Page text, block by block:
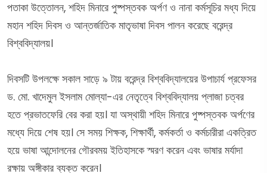
পতাকা উত্তোলন, শহিদ মিনারে পুষ্পস্তবক অর্পণ ও নানা কর্মসূচির মধ্য দিয়ে
মহান শহিদ দিবস ও আন্তর্জাতিক মাতৃভাষা দিবস পালন করেছে বরেন্দ্র
বিশ্ববিদ্যালয়।
দিবসটি উপলক্ষে সকাল সাড়ে ৯ টায় বরেন্দ্র বিশ্ববিদ্যালয়ের উপাচার্য প্রফেসর
ড. মো. খাদেমুল ইসলাম মোল্যা-এর নেতৃত্বে বিশ্ববিদ্যালয় প্লাজা চত্বর
হতে প্রভাতফেরি বের করা হয়। যা অস্থায়ী শহিদ মিনারে পুষ্পস্তবক অর্পণের
মধ্যে দিয়ে শেষ হয়। সে সময় শিক্ষক, শিক্ষার্থী, কর্মকর্তা ও কর্মচারীরা একত্রিত
হয়ে ভাষা আন্দোলনের গৌরবময় ইতিহাসকে স্মরণ করেন এবং ভাষার মর্যাদা
রক্ষায় অঙ্গীকার ব্যক্ত করেন।